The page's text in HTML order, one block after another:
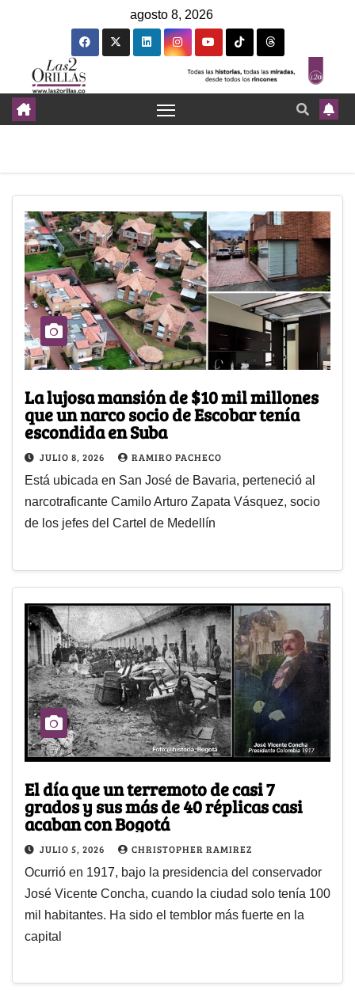
agosto 8, 2026
La lujosa mansión de $10 mil millones
que un narco socio de Escobar tenía
escondida en Suba
JULIO 8, 2026 RAMIRO PACHECO
Está ubicada en San José de Bavaria, perteneció al
narcotraficante Camilo Arturo Zapata Vásquez, socio
de los jefes del Cartel de Medellín
El día que un terremoto de casi 7
grados y sus más de 40 réplicas casi
acaban con Bogotá
JULIO 5, 2026 CHRISTOPHER RAMIREZ
Ocurrió en 1917, bajo la presidencia del conservador
José Vicente Concha, cuando la ciudad solo tenía 100
mil habitantes. Ha sido el temblor más fuerte en la
capital